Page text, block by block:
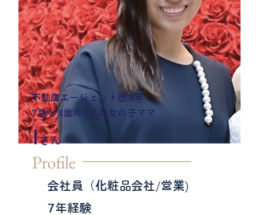
不動産エージェント歴3年
7歳と3歳の2人の女の子ママ
Iさん
Profile
会社員（化粧品会社/営業)
7年経験